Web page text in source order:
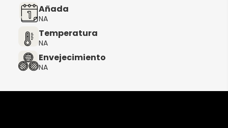
Añada
NA
Temperatura
NA
Envejecimiento
NA